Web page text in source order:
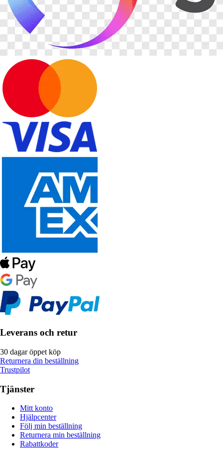
Leverans och retur
30 dagar öppet köp
Returnera din beställning
Trustpilot
Tjänster
Mitt konto
Hjälpcenter
Följ min beställning
Returnera min beställning
Rabattkoder